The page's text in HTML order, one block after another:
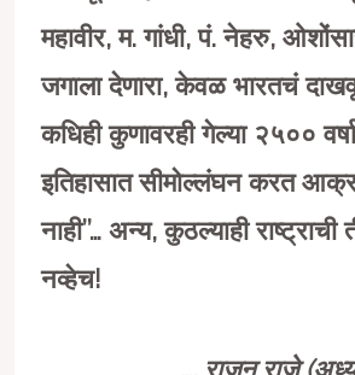
महावीर, म. गांधी, पं. नेहरु,
जगाला देणारा, केवळ भारतचं
कधिही कुणावरही गेल्या २५००
इतिहासात सीमोल्लंघन करत
नाही’’… अन्य, कुठल्याही
नव्हेच!